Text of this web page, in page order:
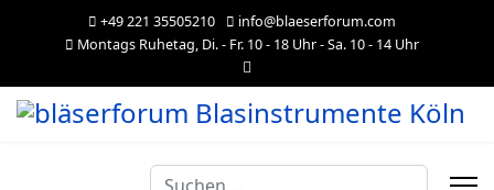
+49 221 35505210
info@blaeserforum.com
Montags Ruhetag, Di. - Fr. 10 - 18 Uhr - Sa. 10 - 14 Uhr
Suchen